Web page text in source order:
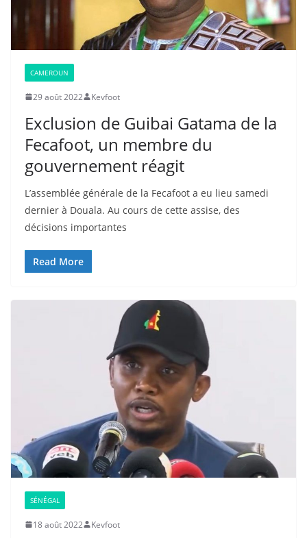
CAMEROUN
29 août 2022 Kevfoot
Exclusion de Guibai Gatama de la
Fecafoot, un membre du
gouvernement réagit
L’assemblée générale de la Fecafoot a eu lieu samedi
dernier à Douala. Au cours de cette assise, des
décisions importantes
Read More
SÉNÉGAL
18 août 2022 Kevfoot